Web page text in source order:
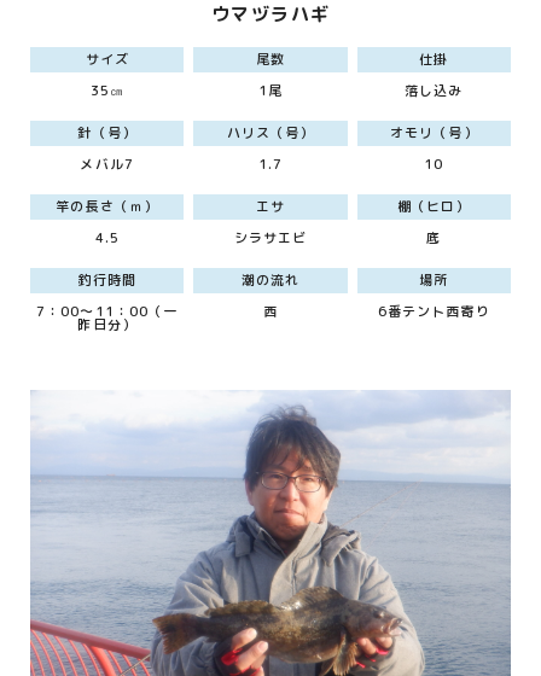
ウマヅラハギ
サイズ
35㎝
尾数
1尾
仕掛
落し込み
針（号）
メバル7
ハリス（号）
1.7
オモリ（号）
10
竿の長さ（ｍ）
4.5
エサ
シラサエビ
棚（ヒロ）
底
釣行時間
7：00～11：00（一
昨日分）
潮の流れ
西
場所
6番テント西寄り